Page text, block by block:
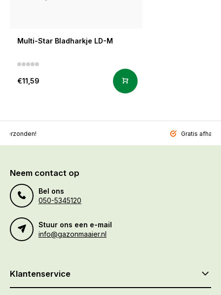
Multi-Star Bladharkje LD-M
€11,59
verzonden! Gratis
Neem contact op
Bel ons
050-5345120
Stuur ons een e-mail
info@gazonmaaier.nl
Klantenservice